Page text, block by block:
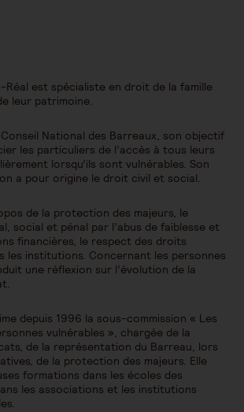
Réal est spécialiste en droit de la famille
leur patrimoine.
National des Barreaux, son objectif
les particuliers de l’accès à tous leurs
lorsqu’ils sont vulnérables. Son
a pour origine le droit civil et social.
de la protection des majeurs, le
social et pénal par l’abus de faiblesse et
financières, le respect des droits
les institutions. Concernant les personnes
une réflexion sur l’évolution de la
depuis 1996 la sous-commission « Les
vulnérables », chargée de la
de la représentation du Barreau, lors
de la protection des majeurs. Elle
formations dans les écoles des
les associations et les institutions